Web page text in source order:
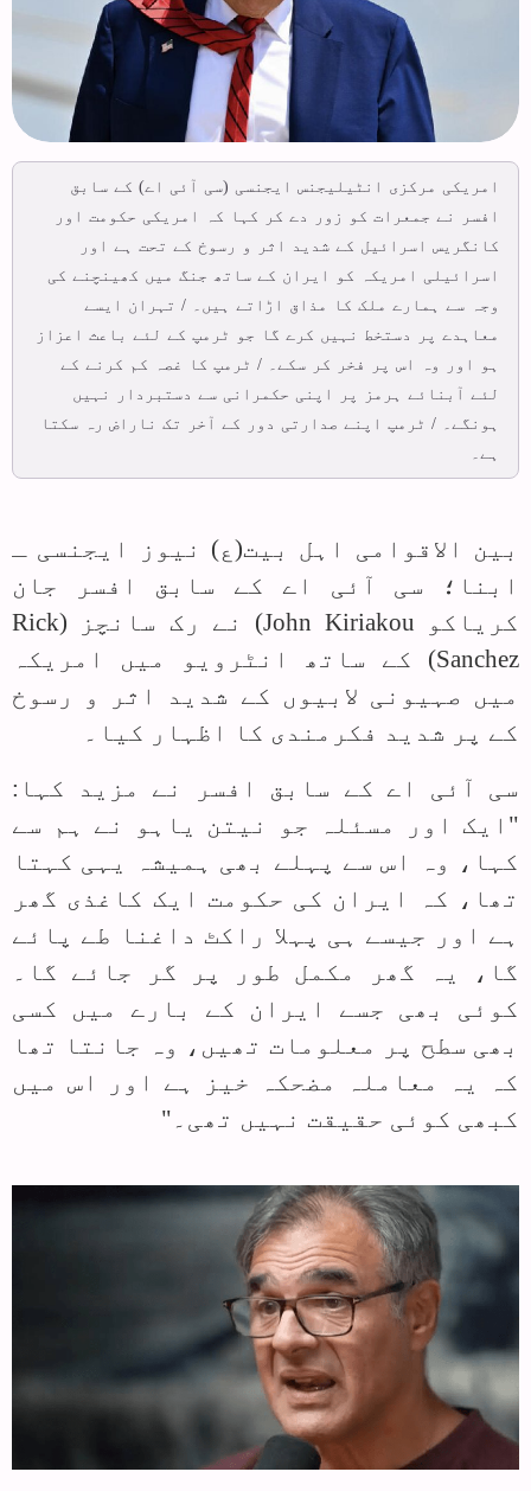
امریکی مرکزی انٹیلیجنس ایجنسی (سی آئی اے) کے سابق
افسر نے جمعرات کو زور دے کر کہا کہ امریکی حکومت اور
کانگریس اسرائیل کے شدید اثر و رسوخ کے تحت ہے اور
اسرائیلی امریکہ کو ایران کے ساتھ جنگ میں کھینچنے کی
وجہ سے ہمارے ملک کا مذاق اڑاتے ہیں۔ / تہران ایسے
معاہدے پر دستخط نہیں کرے گا جو ٹرمپ کے لئے باعث اعزاز
ہو اور وہ اس پر فخر کر سکے۔ / ٹرمپ کا غصہ کم کرنے کے
لئے آبنائے ہرمز پر اپنی حکمرانی سے دستبردار نہیں
ہونگے۔ / ٹرمپ اپنے صدارتی دور کے آخر تک ناراض رہ سکتا
ہے۔
بین الاقوامی اہل بیت(ع) نیوز ایجنسی ـ
ابنا؛ سی آئی اے کے سابق افسر جان
کریاکو John Kiriakou) نے رک سانچز (Rick
Sanchez) کے ساتھ انٹرویو میں امریکہ
میں صہیونی لابیوں کے شدید اثر و رسوخ
کے پر شدید فکرمندی کا اظہار کیا۔
سی آئی اے کے سابق افسر نے مزید کہا:
"ایک اور مسئلہ جو نیتن یاہو نے ہم سے
کہا، وہ اس سے پہلے بھی ہمیشہ یہی کہتا
تھا، کہ ایران کی حکومت ایک کاغذی گھر
ہے اور جیسے ہی پہلا راکٹ داغنا طے پائے
گا، یہ گھر مکمل طور پر گر جائے گا۔
کوئی بھی جسے ایران کے بارے میں کسی
بھی سطح پر معلومات تھیں، وہ جانتا تھا
کہ یہ معاملہ مضحکہ خیز ہے اور اس میں
کبھی کوئی حقیقت نہیں تھی۔"